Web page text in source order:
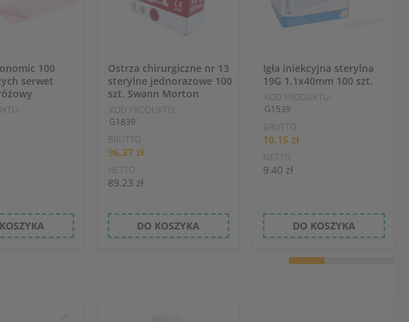
100
serwet
Ostrza chirurgiczne nr 13
sterylne jednorazowe 100
szt. Swann Morton
KOD PRODUKTU:
G1839
BRUTTO
96.37 zł
NETTO
89.23 zł
DO KOSZYKA
Igła iniekcyjna sterylna
19G 1,1x40mm 100 szt.
KOD PRODUKTU:
G1539
BRUTTO
10.15 zł
NETTO
9.40 zł
DO KOSZYKA